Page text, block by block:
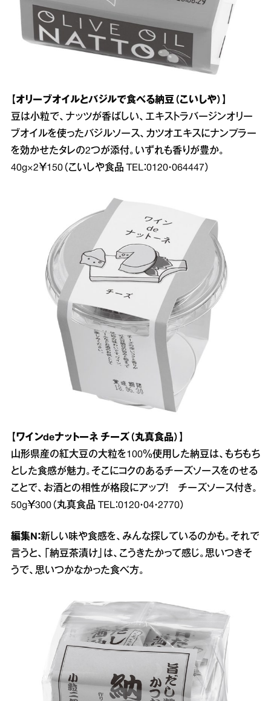
【オリーブオイルとバジルで食べる納豆（こいしや）】
豆は小粒で、ナッツが香ばしい、エキストラバージンオリー
ブオイルを使ったバジルソース、カツオエキスにナンプラー
を効かせたタレの2つが添付。いずれも香りが豊か。
40g×2￥150（こいしや食品 TEL：0120・064447）
【ワインdeナットーネ チーズ（丸真食品）】
山形県産の紅大豆の大粒を100％使用した納豆は、もちもち
とした食感が魅力。そこにコクのあるチーズソースをのせる
ことで、お酒との相性が格段にアップ！ チーズソース付き。
50g￥300（丸真食品 TEL：0120・04・2770）
編集N：新しい味や食感を、みんな探しているのかも。それで
言うと、「納豆茶漬け」は、こうきたかって感じ。思いつきそ
うで、思いつかなかった食べ方。